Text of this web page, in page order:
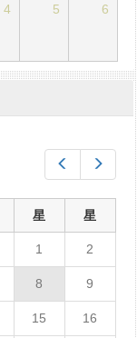
4 5 6
星 星
1 2
8 9
15 16